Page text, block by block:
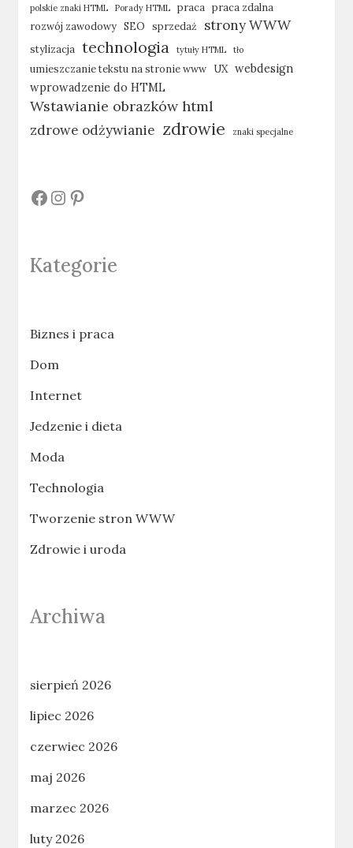
polskie znaki HTML Porady HTML praca praca zdalna
rozwój zawodowy SEO sprzedaż strony WWW
stylizacja technologia tytuły HTML tło
umieszczanie tekstu na stronie www UX webdesign
wprowadzenie do HTML
Wstawianie obrazków html
zdrowe odżywianie zdrowie znaki specjalne
# # #
Kategorie
Biznes i praca
Dom
Internet
Jedzenie i dieta
Moda
Technologia
Tworzenie stron WWW
Zdrowie i uroda
Archiwa
sierpień 2026
lipiec 2026
czerwiec 2026
maj 2026
marzec 2026
luty 2026